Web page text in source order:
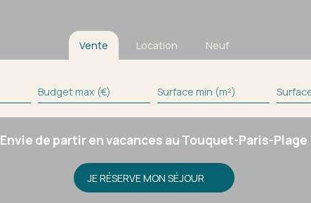
Vente Location Neuf
Budget max (€) Surface min (m²)
Envie de partir en vacances au Touquet-Paris-Plage
JE RÉSERVE MON SÉJOUR